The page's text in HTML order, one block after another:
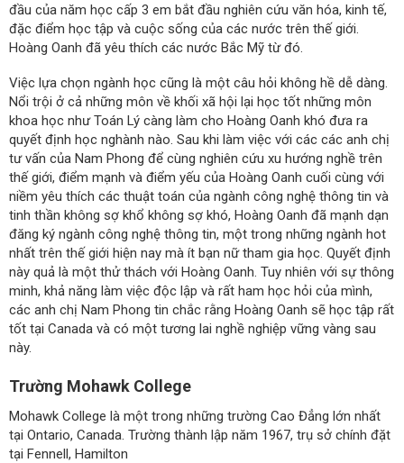
đầu của năm học cấp 3 em bắt đầu nghiên cứu văn hóa, kinh tế,
đặc điểm học tập và cuộc sống của các nước trên thế giới.
Hoàng Oanh đã yêu thích các nước Bắc Mỹ từ đó.
Việc lựa chọn ngành học cũng là một câu hỏi không hề dễ dàng.
Nổi trội ở cả những môn về khối xã hội lại học tốt những môn
khoa học như Toán Lý càng làm cho Hoàng Oanh khó đưa ra
quyết định học nghành nào. Sau khi làm việc với các các anh chị
tư vấn của Nam Phong để cùng nghiên cứu xu hướng nghề trên
thế giới, điểm mạnh và điểm yếu của Hoàng Oanh cuối cùng với
niềm yêu thích các thuật toán của ngành công nghệ thông tin và
tinh thần không sợ khổ không sợ khó, Hoàng Oanh đã mạnh dạn
đăng ký ngành công nghệ thông tin, một trong những ngành hot
nhất trên thế giới hiện nay mà ít bạn nữ tham gia học. Quyết định
này quả là một thử thách với Hoàng Oanh. Tuy nhiên với sự thông
minh, khả năng làm việc độc lập và rất ham học hỏi của mình,
các anh chị Nam Phong tin chắc rằng Hoàng Oanh sẽ học tập rất
tốt tại Canada và có một tương lai nghề nghiệp vững vàng sau
này.
Trường Mohawk College
Mohawk College là một trong những trường Cao Đẳng lớn nhất
tại Ontario, Canada. Trường thành lập năm 1967, trụ sở chính đặt
tại Fennell, Hamilton